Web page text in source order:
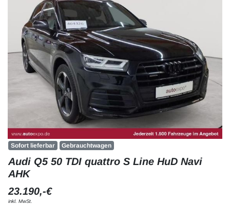
Sofort lieferbar Gebrauchtwagen
Audi Q5 50 TDI quattro S Line HuD Navi
AHK
23.190,-€
inkl. MwSt.